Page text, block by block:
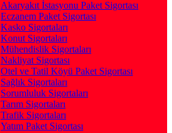
Akaryakıt İstasyonu Paket Sigortası
Eczanem Paket Sigortası
Kasko Sigortaları
Konut Sigortaları
Mühendislik Sigortaları
Nakliyat Sigortası
Otel ve Tatil Köyü Paket Sigortası
Sağlık Sigortaları
Sorumluluk Sigortaları
Tarım Sigortaları
Trafik Sigortaları
Yatım Paket Sigortası